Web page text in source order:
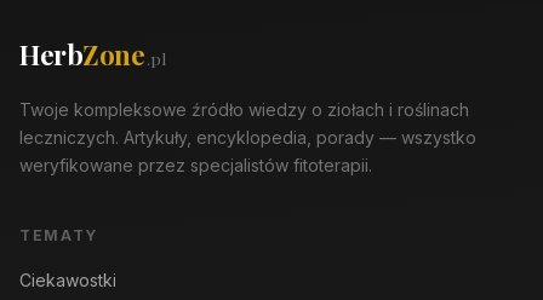
HerbZone.pl
Twoje kompleksowe źródło wiedzy o ziołach i roślinach
leczniczych. Artykuły, encyklopedia, porady — wszystko
weryfikowane przez specjalistów fitoterapii.
TEMATY
Ciekawostki